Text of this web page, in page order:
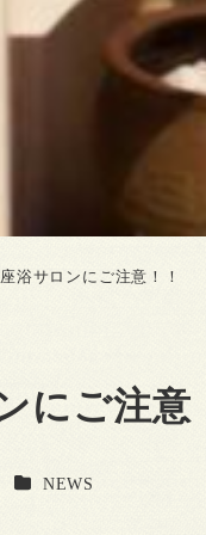
浴サロンにご注意！！
にご注意
カテゴリー
NEWS